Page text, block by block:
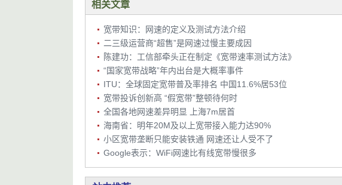
相关文章
宽带知识：网速的定义及测试方法介绍
二三级运营商“超售”是网速过慢主要成因
陈建功：工信部牵头正在制定《宽带速率测试方法》
“国家宽带战略”年内出台是大概率事件
ITU：全球固定宽带普及率排名 中国11.6%居53位
宽带投诉创新高 “假宽带”整顿待何时
全国各地网速差异明显 上海7m居首
海南省：明年20M及以上宽带接入能力达90%
小区宽带垄断只能安装铁通 网速还让人受不了
Google表示：WiFi网速比有线宽带慢很多